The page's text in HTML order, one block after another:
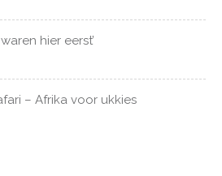
hier eerst’
– Afrika voor ukkies